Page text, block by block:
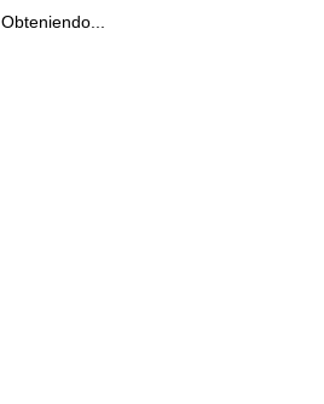
Obteniendo...